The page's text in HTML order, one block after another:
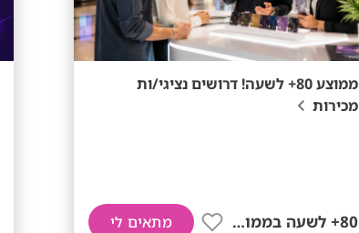
ממוצע 80+ לשעה! דרושים נציגי/ות
מכירות
80+ לשעה בממוצע מתאים לי